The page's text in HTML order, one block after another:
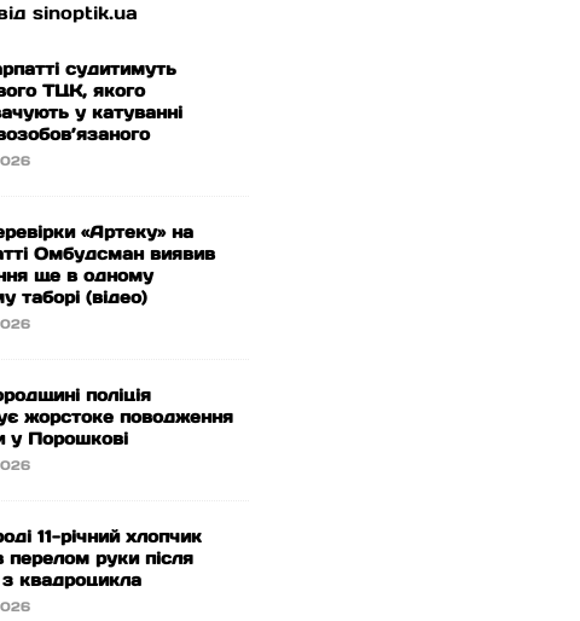
sinoptik.ua
судитимуть
ТЦК, якого
у катуванні
«Артеку» на
Омбудсман виявив
ще в одному
таборі (відео)
поліція
жорстоке поводження
у Порошкові
11-річний хлопчик
перелом руки після
з квадроцикла